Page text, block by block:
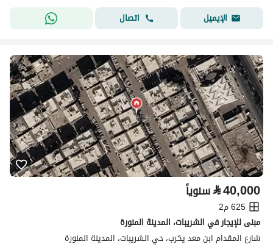
الإيميل
اتصال
⃁40,000 سنوياً
625 م2
مبنى للإيجار في الشريبات، المدينة المنورة
شارع المقدام ابن معد يكرب، حي الشريبات، المدينة المنورة